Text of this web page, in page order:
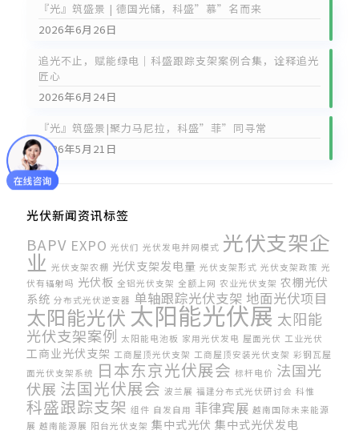
『光』筑盛景 | 德国光储，科盛”慕”名而来
2026年6月26日
追光不止，赋能绿电｜科盛跟踪支架案例合集，诠释追光
匠心
2026年6月24日
『光』筑盛景|聚力马尼拉，科盛”菲”同寻常
2026年5月21日
光伏新闻资讯标签
BAPV EXPO 光伏们 光伏发电并网模式 光伏支架企
业 光伏支架农棚 光伏支架发电量 光伏支架形式 光伏支架政策 光
伏有辐射吗 光伏板 全铝光伏支架 全额上网 农业光伏支架 农棚光伏
系统 分布式光伏逆变器 单轴跟踪光伏支架 地面光伏项目
太阳能光伏 太阳能光伏展 太阳能
光伏支架案例 太阳能电池板 家用光伏发电 屋面光伏 工业光伏
工商业光伏支架 工商屋顶光伏支架 工商屋顶安装光伏支架 彩钢瓦屋
面光伏支架系统 日本东京光伏展会 标杆电价 法国光
伏展 法国光伏展会 波兰展 福建分布式光伏研讨会 科惟
科盛跟踪支架 组件 自发自用 菲律宾展 越南国际未来能源
展 越南能源展 阳台光伏支架 集中式光伏 集中式光伏发电